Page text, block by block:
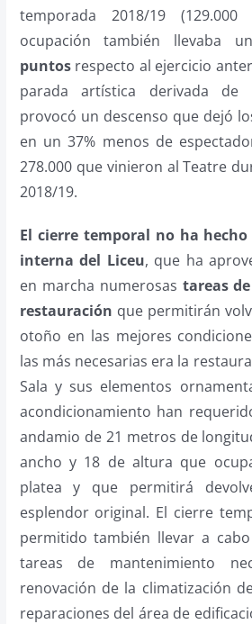
temporada 2018/19 (129.000
ocupación también llevaba
puntosrespecto al ejercicio
parada artística derivada de
provocó un descenso que dejó
en un 37% menos de
278.000 que vinieron al Teatre
2018/19.
El cierre temporal no ha
interna del Liceu, que ha
en marcha numerosas tareas
restauración que permitirán
otoño en las mejores
las más necesarias era la
Sala y sus elementos
acondicionamiento han
andamio de 21 metros de
ancho y 18 de altura que
platea y que permitirá
esplendor original. El cierre
permitido también llevar a
tareas de mantenimiento
renovación de la climatización
reparaciones del área de